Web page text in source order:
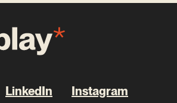
LinkedIn
Instagram